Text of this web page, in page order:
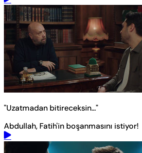
"Uzatmadan bitireceksin..."
Abdullah, Fatih'in boşanmasını istiyor!